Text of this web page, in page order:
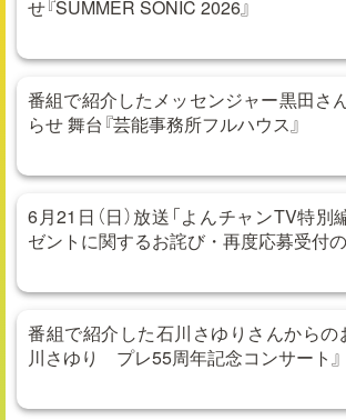
せ『SUMMER SONIC 2026』
番組で紹介したメッセンジャー黒田さ
らせ 舞台『芸能事務所フルハウス』
6月21日（日）放送「よんチャンTV特別
ゼントに関するお詫び・再度応募受付
番組で紹介した石川さゆりさんからの
川さゆり プレ55周年記念コンサート』